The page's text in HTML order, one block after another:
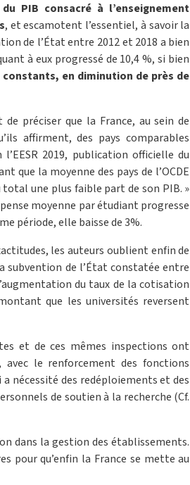
PIB consacré à l’enseignement
, et escamotent l’essentiel, à savoir la
de l’État entre 2012 et 2018 a bien
à eux progressé de 10,4 %, si bien
en diminution de près de
préciser que la France, au sein de
affirment, des pays comparables
2019, publication officielle du
que la moyenne des pays de l’OCDE
total une plus faible part de son PIB. »
moyenne par étudiant progresse
période, elle baisse de 3%.
les auteurs oublient enfin de
subvention de l’État constatée entre
du taux de la cotisation
que les universités reversent
et de ces mêmes inspections ont
le renforcement des fonctions
nécessité des redéploiements et des
de soutien à la recherche (Cf.
dans la gestion des établissements.
pour qu’enfin la France se mette au